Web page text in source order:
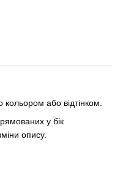
або відтінком.
у бік
опису.